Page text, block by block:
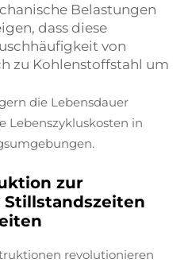
Belastungen
dass diese
von
zu Kohlenstoffstahl um
die Lebensdauer
Lebenszykluskosten in
zur
revolutionieren